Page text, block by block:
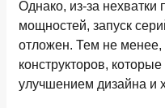
Однако, из-за нехватки
мощностей, запуск
отложен. Тем не менее,
конструкторов,
улучшением дизайна и